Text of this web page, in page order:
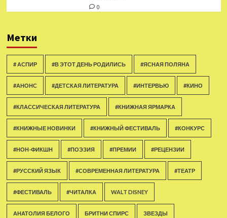
0
Метки
# АСПИР #В ЭТОТ ДЕНЬ РОДИЛИСЬ #ЯСНАЯ ПОЛЯНА
#АНОНС #ДЕТСКАЯ ЛИТЕРАТУРА #ИНТЕРВЬЮ #КИНО
#КЛАССИЧЕСКАЯ ЛИТЕРАТУРА #КНИЖНАЯ ЯРМАРКА
#КНИЖНЫЕ НОВИНКИ #КНИЖНЫЙ ФЕСТИВАЛЬ #КОНКУРС
#НОН-ФИКШН #ПОЭЗИЯ #ПРЕМИИ #РЕЦЕНЗИИ
#РУССКИЙ ЯЗЫК #СОВРЕМЕННАЯ ЛИТЕРАТУРА #ТЕАТР
#ФЕСТИВАЛЬ #ЧИТАЛКА WALT DISNEY
АНАТОЛИЯ БЕЛОГО БРИТНИ СПИРС ЗВЕЗДЫ